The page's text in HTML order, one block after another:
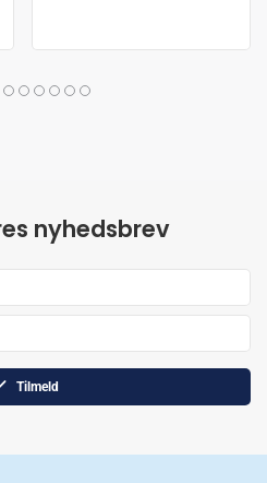
nyhedsbrev
Tilmeld